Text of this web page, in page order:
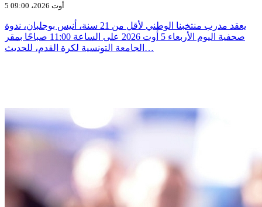
5 أوت 2026، 09:00
يعقد مدرب منتخبنا الوطني لأقل من 21 سنة، أنيس بوجلبان، ندوة
صحفية اليوم الأربعاء 5 أوت 2026 على الساعة 11:00 صباحًا بمقر
الجامعة التونسية لكرة القدم، للحديث…